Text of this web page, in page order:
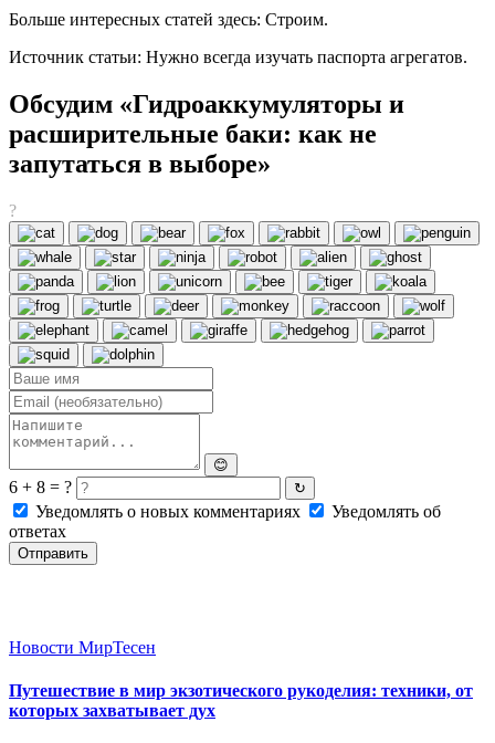
Больше интересных статей здесь: Строим.
Источник статьи: Нужно всегда изучать паспорта агрегатов.
Обсудим «Гидроаккумуляторы и
расширительные баки: как не
запутаться в выборе»
?
😊
6 + 8 = ? ↻
Уведомлять о новых комментариях
Уведомлять об
ответах
Отправить
Новости МирТесен
Путешествие в мир экзотического рукоделия: техники, от
которых захватывает дух